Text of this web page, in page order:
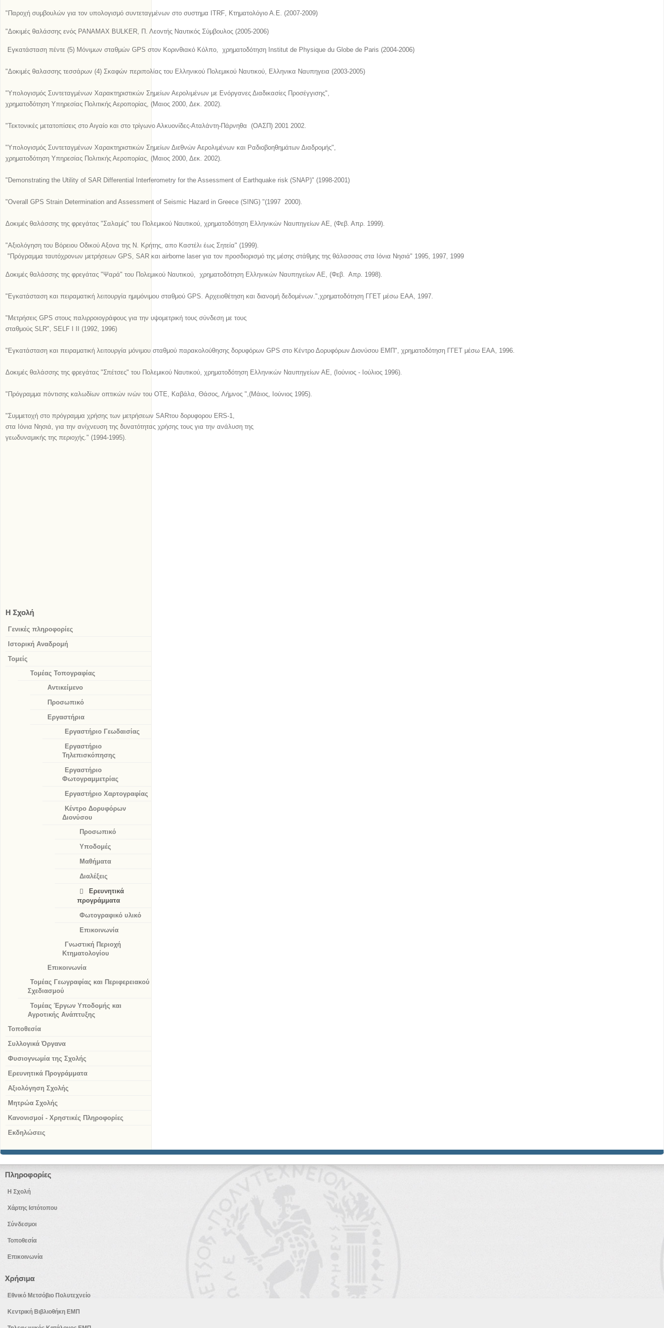
" Παροχή συμβουλών για τον υπολογισμό συντεταγμένων στο συστημα ITRF, Κτηματολόγιο Α.Ε. (2007-2009)
"Δοκιμές θαλάσσης ενός PANAMAX BULKER, Π. Λεοντής Ναυτικός Σύμβουλος (2005-2006)
Εγκατάσταση πέντε (5) Μόνιμων σταθμών GPS στον Κορινθιακό Κόλπο, χρηματοδότηση Institut de Physique du Globe de Paris (2004-2006)
"Δοκιμές θαλασσης τεσσάρων (4) Σκαφών περιπολίας του Ελληνικού Πολεμικού Ναυτικού, Ελληνικα Ναυπηγεια (2003-2005)
"Υπολογισμός Συντεταγμένων Χαρακτηριστικών Σημείων Αερολιμένων με Ενόργανες Διαδικασίες Προσέγγισης",
χρηματοδότηση Υπηρεσίας Πολιτικής Αεροπορίας, (Μαιος 2000, Δεκ. 2002).
"Τεκτονικές μετατοπίσεις στο Αιγαίο και στο τρίγωνο Αλκυονίδες-Αταλάντη-Πάρνηθα (ΟΑΣΠ) 2001 2002.
"Υπολογισμός Συντεταγμένων Χαρακτηριστικών Σημείων Διεθνών Αερολιμένων και Ραδιοβοηθημάτων Διαδρομής",
χρηματοδότηση Υπηρεσίας Πολιτικής Αεροπορίας, (Μαιος 2000, Δεκ. 2002).
" Demonstrating the Utility of SAR Differential Interferometry for the Assessment of Earthquake risk (SNAP)" (1998-2001)
"Overall GPS Strain Determination and Assessment of Seismic Hazard in Greece (SING) "(1997  2000).
Δοκιμές θαλάσσης της φρεγάτας "Σαλαμίς" του Πολεμικού Ναυτικού, χρηματοδότηση Ελληνικών Ναυπηγείων ΑΕ, (Φεβ. Απρ. 1999).
"Αξιολόγηση του Βόρειου Οδικού Αξονα της Ν. Κρήτης, απο Καστέλι έως Σητεία" (1999).
"Πρόγραμμα ταυτόχρονων μετρήσεων GPS, SAR και airborne laser για τον προσδιορισμό της μέσης στάθμης της θάλασσας στα Ιόνια Νησιά" 1995, 1997, 1999
Δοκιμές θαλάσσης της φρεγάτας "Ψαρά" του Πολεμικού Ναυτικού, χρηματοδότηση Ελληνικών Ναυπηγείων ΑΕ, (Φεβ.  Απρ. 1998).
"Εγκατάσταση και πειραματική λειτουργία ημιμόνιμου σταθμού GPS. Αρχειοθέτηση και διανομή δεδομένων.",χρηματοδότηση ΓΓΕΤ μέσω ΕΑΑ, 1997.
" Μετρήσεις GPS στους παλιρροιογράφους για την υψομετρική τους σύνδεση με τους
σταθμούς SLR", SELF I II (1992, 1996)
"Εγκατάσταση και πειραματική λειτουργία μόνιμου σταθμού παρακολούθησης δορυφόρων GPS στο Κέντρο Δορυφόρων Διονύσου ΕΜΠ", χρηματοδότηση ΓΓΕΤ μέσω ΕΑΑ, 1996.
Δοκιμές θαλάσσης της φρεγάτας "Σπέτσες" του Πολεμικού Ναυτικού, χρηματοδότηση Ελληνικών Ναυπηγείων ΑΕ, (Ιούνιος - Ιούλιος 1996).
"Πρόγραμμα πόντισης καλωδίων οπτικών ινών του ΟΤΕ, Καβάλα, Θάσος, Λήμνος ",(Μάιος, Ιούνιος 1995).
"Συμμετοχή στο πρόγραμμα χρήσης των μετρήσεων SARτου δορυφορου ERS-1,
στα Ιόνια Νησιά, για την ανίχνευση της δυνατότητας χρήσης τους για την ανάλυση της
γεωδυναμικής της περιοχής." (1994-1995).
Η Σχολή
Γενικές πληροφορίες
Ιστορική Αναδρομή
Τομείς
Τομέας Τοπογραφίας
Αντικείμενο
Προσωπικό
Εργαστήρια
Εργαστήριο Γεωδαισίας
Εργαστήριο
Τηλεπισκόπησης
Εργαστήριο
Φωτογραμμετρίας
Εργαστήριο Χαρτογραφίας
Κέντρο Δορυφόρων
Διονύσου
Προσωπικό
Υποδομές
Μαθήματα
Διαλέξεις
Ερευνητικά
προγράμματα
Φωτογραφικό υλικό
Επικοινωνία
Γνωστική Περιοχή
Κτηματολογίου
Επικοινωνία
Τομέας Γεωγραφίας και Περιφερειακού
Σχεδιασμού
Τομέας Έργων Υποδομής και
Αγροτικής Ανάπτυξης
Τοποθεσία
Συλλογικά Όργανα
Φυσιογνωμία της Σχολής
Ερευνητικά Προγράμματα
Αξιολόγηση Σχολής
Μητρώα Σχολής
Κανονισμοί - Χρηστικές Πληροφορίες
Εκδηλώσεις
Πληροφορίες
Η Σχολή
Χάρτης Ιστότοπου
Σύνδεσμοι
Τοποθεσία
Επικοινωνία
Χρήσιμα
Εθνικό Μετσόβιο Πολυτεχνείο
Κεντρική Βιβλιοθήκη ΕΜΠ